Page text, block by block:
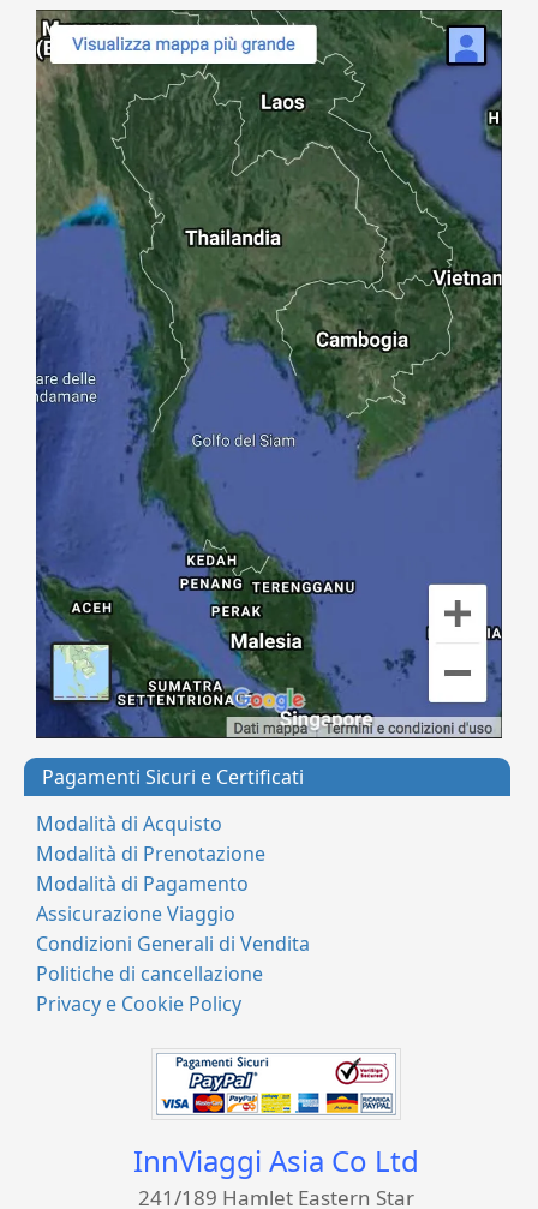
Pagamenti Sicuri e Certificati
Modalità di Acquisto
Modalità di Prenotazione
Modalità di Pagamento
Assicurazione Viaggio
Condizioni Generali di Vendita
Politiche di cancellazione
Privacy e Cookie Policy
InnViaggi Asia Co Ltd
241/189 Hamlet Eastern Star